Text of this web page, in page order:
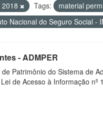
2018 Tags: material
Nacional do Seguro Social -
- ADMPER
Patrimônio do Sistema de
de Acesso à Informação nº